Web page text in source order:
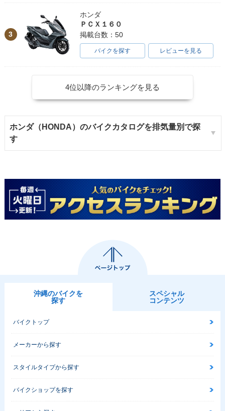
3
ホンダ
ＰＣＸ１６０
掲載台数：50
バイクを探す レビューを見る
4位以降のランキングを見る
ホンダ（HONDA）のバイクカタログを排気量別で探
す
沖縄のバイクを
探す
スペシャル
コンテンツ
バイクトップ
メーカーから探す
スタイルタイプから探す
バイクショップを探す